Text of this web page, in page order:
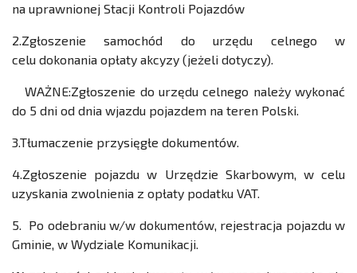
na uprawnionej Stacji Kontroli Pojazdów
2.Zgłoszenie samochód do urzędu celnego w
celu dokonania opłaty akcyzy (jeżeli dotyczy).
WAŻNE:Zgłoszenie do urzędu celnego należy wykonać
do 5 dni od dnia wjazdu pojazdem na teren Polski.
3.Tłumaczenie przysięgłe dokumentów.
4.Zgłoszenie pojazdu w Urzędzie Skarbowym, w celu
uzyskania zwolnienia z opłaty podatku VAT.
5. Po odebraniu w/w dokumentów, rejestracja pojazdu w
Gminie, w Wydziale Komunikacji.